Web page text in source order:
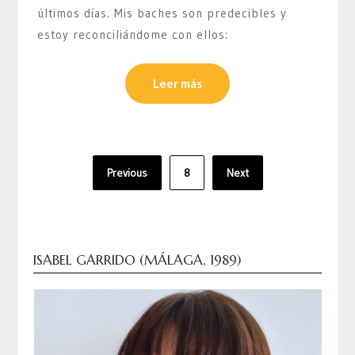
últimos días. Mis baches son predecibles y
estoy reconciliándome con ellos:
Leer más
PaginaciónPrevious 8 Next
ISABEL GARRIDO (MÁLAGA, 1989)